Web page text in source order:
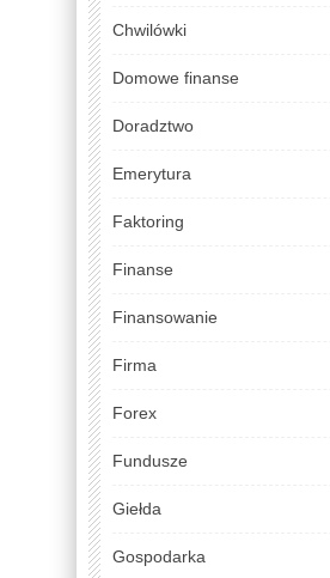
Chwilówki
Domowe finanse
Doradztwo
Emerytura
Faktoring
Finanse
Finansowanie
Firma
Forex
Fundusze
Giełda
Gospodarka